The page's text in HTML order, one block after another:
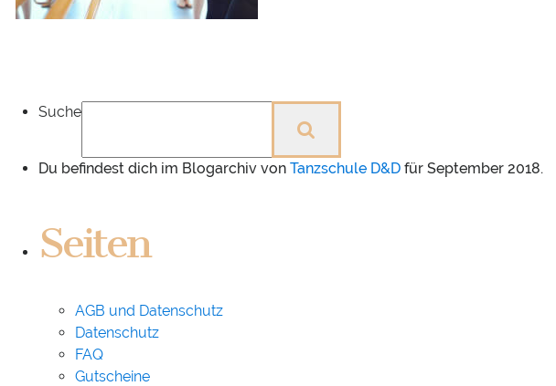
Suche
Du befindest dich im Blogarchiv von Tanzschule D&D für September 2018.
Seiten
AGB und Datenschutz
Datenschutz
FAQ
Gutscheine